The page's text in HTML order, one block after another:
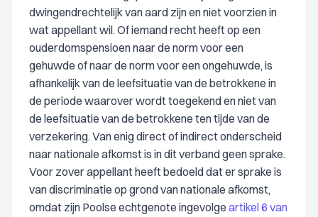
dwingendrechtelijk van aard zijn en niet voorzien in
wat appellant wil. Of iemand recht heeft op een
ouderdomspensioen naar de norm voor een
gehuwde of naar de norm voor een ongehuwde, is
afhankelijk van de leefsituatie van de betrokkene in
de periode waarover wordt toegekend en niet van
de leefsituatie van de betrokkene ten tijde van de
verzekering. Van enig direct of indirect onderscheid
naar nationale afkomst is in dit verband geen sprake.
Voor zover appellant heeft bedoeld dat er sprake is
van discriminatie op grond van nationale afkomst,
omdat zijn Poolse echtgenote ingevolge artikel 6 van